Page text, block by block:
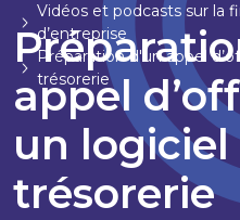
Vidéos et podcasts sur la
d’entreprise
Préparation d'un appel
trésorerie
appel
un logiciel
trésorerie